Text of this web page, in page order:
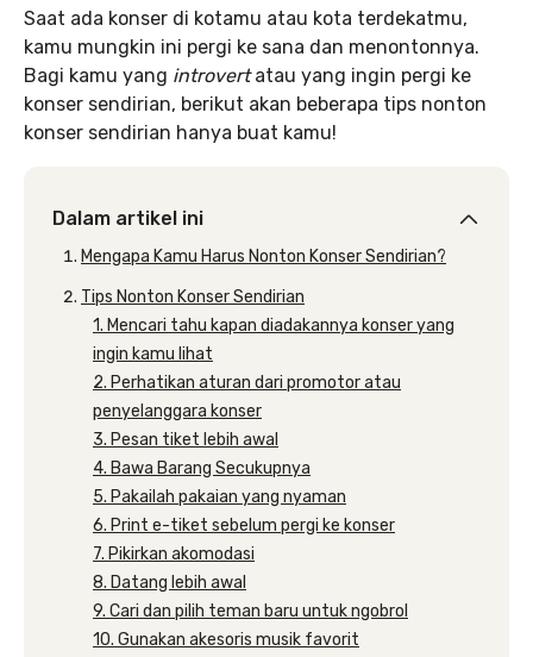
Saat ada konser di kotamu atau kota terdekatmu,
kamu mungkin ini pergi ke sana dan menontonnya.
Bagi kamu yang introvertatau yang ingin pergi ke
konser sendirian, berikut akan beberapa tips nonton
konser sendirian hanya buat kamu!
Dalam artikel ini
Mengapa Kamu Harus Nonton Konser Sendirian?
Tips Nonton Konser Sendirian
1. Mencari tahu kapan diadakannya konser yang
ingin kamu lihat
2. Perhatikan aturan dari promotor atau
penyelanggara konser
3. Pesan tiket lebih awal
4. Bawa Barang Secukupnya
5. Pakailah pakaian yang nyaman
6. Print e-tiket sebelum pergi ke konser
7. Pikirkan akomodasi
8. Datang lebih awal
9. Cari dan pilih teman baru untuk ngobrol
10. Gunakan akesoris musik favorit